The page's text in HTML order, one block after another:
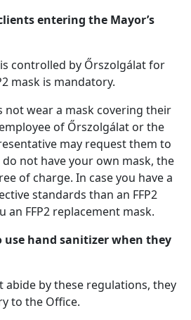
entering the Mayor’s
controlled by Őrszolgálat for
mask is mandatory.
not wear a mask covering their
of Őrszolgálat or the
may request them to
not have your own mask, the
of charge. In case you have a
standards than an FFP2
an FFP2 replacement mask.
use hand sanitizer when they
abide by these regulations, they
to the Office.